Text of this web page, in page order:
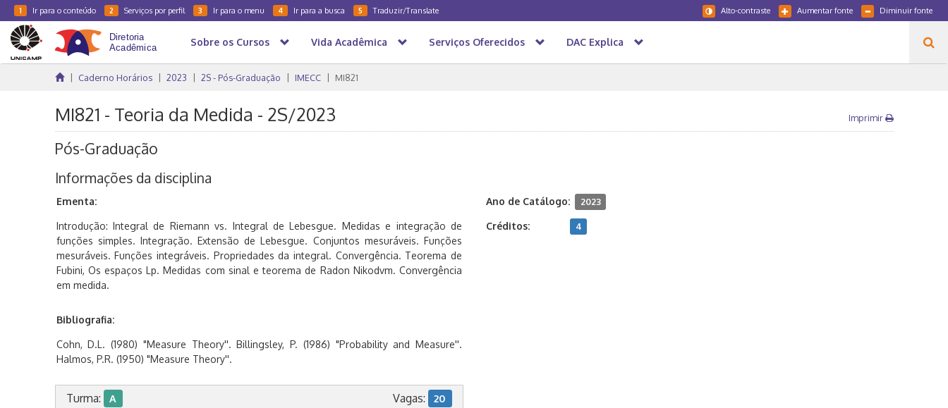
1 Ir para o conteúdo 2 Serviços por perfil 3 Ir para o menu 4 Ir para a busca 5 Traduzir/Translate Diminuir fonte
Aumentar fonte
Alto-contraste
Sobre os Cursos Vida Acadêmica Serviços Oferecidos DAC Explica
Caderno Horários 2023 2S - Pós-Graduação IMECC MI821
MI821 - Teoria da Medida - 2S/2023 Imprimir
Pós-Graduação
Informações da disciplina
Ementa:
Introdução: Integral de Riemann vs. Integral de Lebesgue. Medidas e integração de
funções simples. Integração. Extensão de Lebesgue. Conjuntos mesuráveis. Funções
mesuráveis. Funções integráveis. Propriedades da integral. Convergência. Teorema de
Fubini, Os espaços Lp. Medidas com sinal e teorema de Radon Nikodvm. Convergência
em medida.
Bibliografia:
Cohn, D.L. (1980) "Measure Theory''. Billingsley, P. (1986) "Probability and Measure''.
Halmos, P.R. (1950) "Measure Theory''.
Ano de Catálogo: 2023
Créditos: 4
Turma: A Vagas: 20